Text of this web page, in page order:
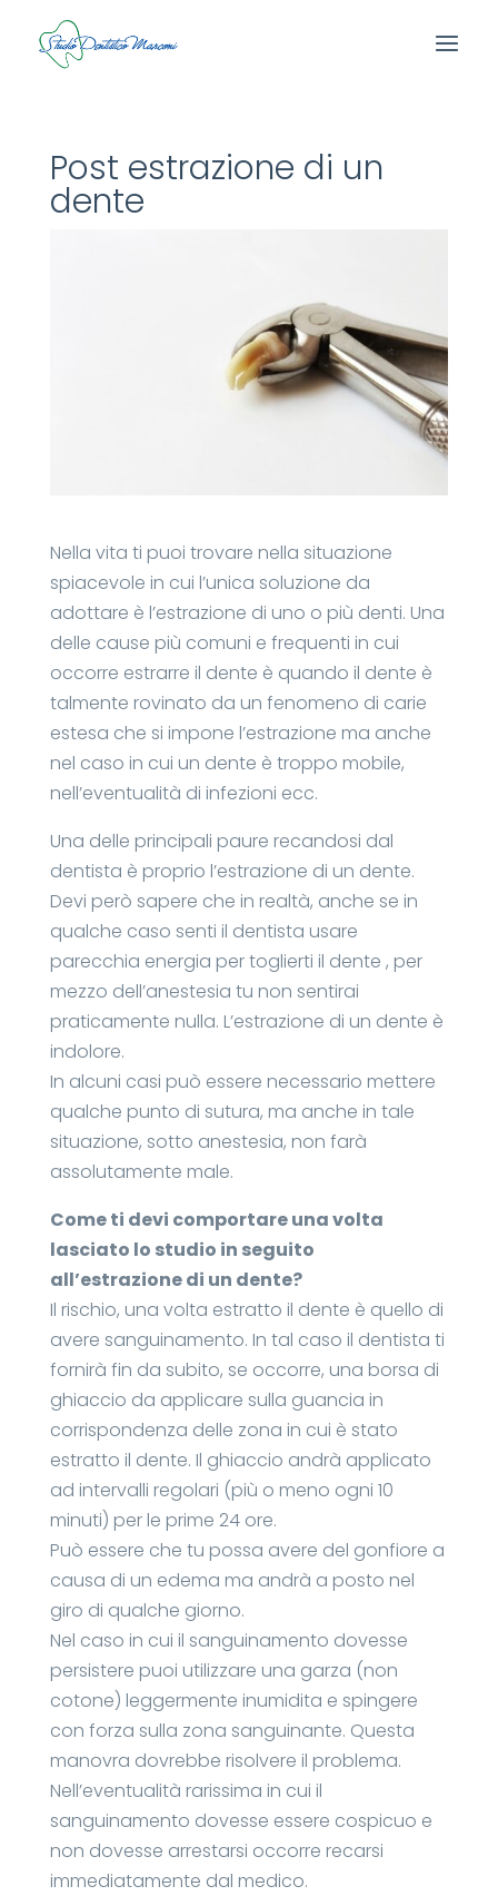
Post estrazione di un
dente
Nella vita ti puoi trovare nella situazione
spiacevole in cui l’unica soluzione da
adottare è l’estrazione di uno o più denti. Una
delle cause più comuni e frequenti in cui
occorre estrarre il dente è quando il dente è
talmente rovinato da un fenomeno di carie
estesa che si impone l’estrazione ma anche
nel caso in cui un dente è troppo mobile,
nell’eventualità di infezioni ecc.
Una delle principali paure recandosi dal
dentista è proprio l’estrazione di un dente.
Devi però sapere che in realtà, anche se in
qualche caso senti il dentista usare
parecchia energia per toglierti il dente , per
mezzo dell’anestesia tu non sentirai
praticamente nulla. L’estrazione di un dente è
indolore.
In alcuni casi può essere necessario mettere
qualche punto di sutura, ma anche in tale
situazione, sotto anestesia, non farà
assolutamente male.
Come ti devi comportare una volta
lasciato lo studio in seguito
all’estrazione di un dente?
Il rischio, una volta estratto il dente è quello di
avere sanguinamento. In tal caso il dentista ti
fornirà fin da subito, se occorre, una borsa di
ghiaccio da applicare sulla guancia in
corrispondenza delle zona in cui è stato
estratto il dente. Il ghiaccio andrà applicato
ad intervalli regolari (più o meno ogni 10
minuti) per le prime 24 ore.
Può essere che tu possa avere del gonfiore a
causa di un edema ma andrà a posto nel
giro di qualche giorno.
Nel caso in cui il sanguinamento dovesse
persistere puoi utilizzare una garza (non
cotone) leggermente inumidita e spingere
con forza sulla zona sanguinante. Questa
manovra dovrebbe risolvere il problema.
Nell’eventualità rarissima in cui il
sanguinamento dovesse essere cospicuo e
non dovesse arrestarsi occorre recarsi
immediatamente dal medico.